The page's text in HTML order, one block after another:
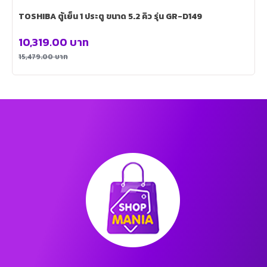
TOSHIBA ตู้เย็น 1 ประตู ขนาด 5.2 คิว รุ่น GR-D149
15,479.00บาท
10,319.00 บาท